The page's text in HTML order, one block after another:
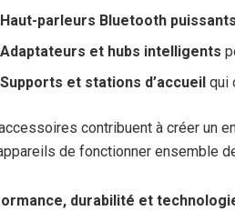
Haut-parleurs Bluetooth puissants
Adaptateurs et hubs intelligents
Supports et stations d’accueil qui
contribuent à créer un
de fonctionner ensemble
durabilité et